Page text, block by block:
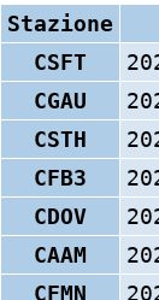
Stazione
CSFT
CGAU
CSTH
CFB3
CDOV
CAAM
CFMN